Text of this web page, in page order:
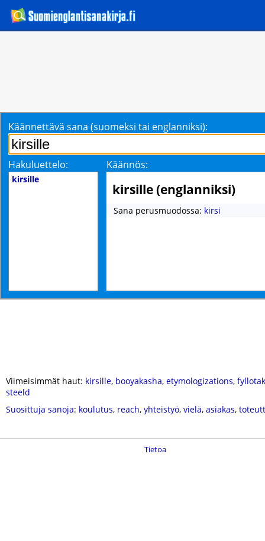
Käännettävä sana (suomeksi tai englanniksi):
Hakuluettelo: Käännös:
kirsille
kirsille (englanniksi)
Sana perusmuodossa: kirsi
Viimeisimmät haut: kirsille, booyakasha, etymologizations,
steeld
Suosittuja sanoja: koulutus, reach, yhteistyö, vielä, asiakas,
Tietoa